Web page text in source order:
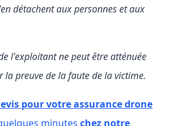
détachent aux personnes et aux
l'exploitant ne peut être atténuée
la preuve de la faute de la victime.
pour votre assurance drone
minutes chez notre